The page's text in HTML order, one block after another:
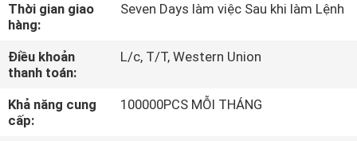
KIỂM
SOÁT
CHẤT
LƯỢNG
Thời gian giao
hàng:
Seven Days làm việc Sau khi làm Lệnh
Điều khoản
thanh toán:
L/c, T/T, Western Union
Khả năng cung
cấp:
100000PCS MỖI THÁNG